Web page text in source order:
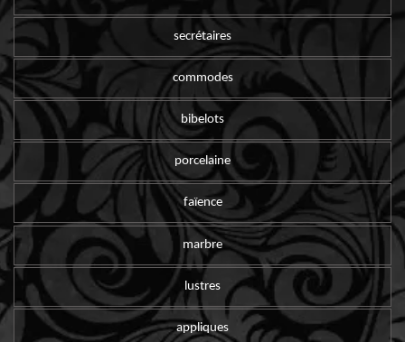
secrétaires
commodes
bibelots
porcelaine
faïence
marbre
lustres
appliques